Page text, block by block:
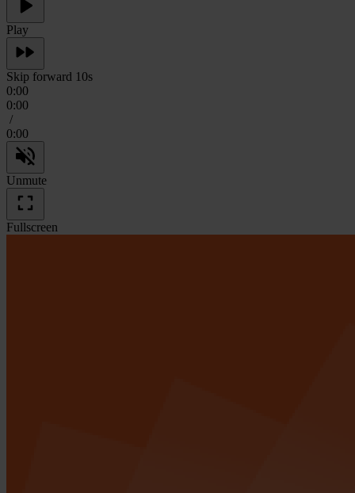
Play
Skip forward 10s
0:00
0:00
/
0:00
Unmute
Fullscreen